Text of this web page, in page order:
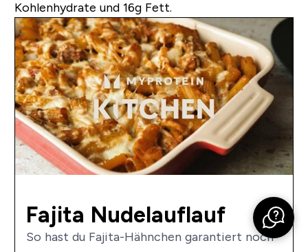
Kohlenhydrate und 16g Fett.
Fajita Nudelauflauf
So hast du Fajita-Hähnchen garantiert noch